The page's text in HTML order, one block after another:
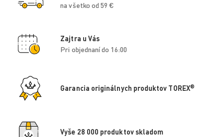
na všetko od 59 €
Zajtra u Vás
Pri objednaní do 16:00
Garancia originálnych produktov TOREX®
Vyše 28 000 produktov skladom